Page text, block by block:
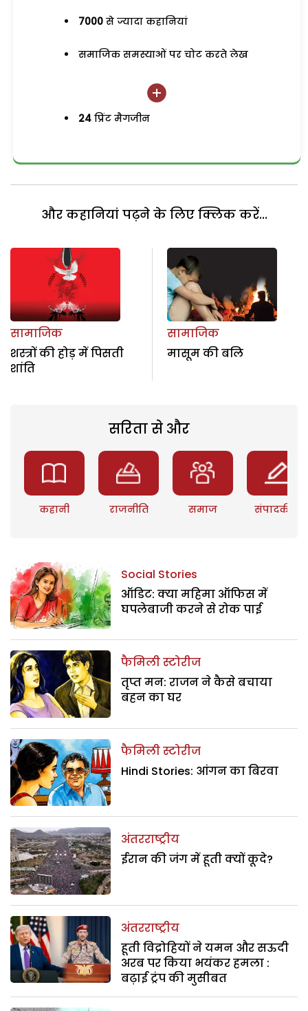
7000 से ज्यादा कहानियां
समाजिक समस्याओं पर चोट करते लेख
24 प्रिंट मैगजीन
और कहानियां पढ़ने के लिए क्लिक करें...
सामाजिक
शस्त्रों की होड़ में पिसती
शांति
सामाजिक
मासूम की बलि
सरिता से और
कहानी राजनीति समाज संपादकीय
Social Stories
ऑडिट: क्या महिमा ऑफिस में
घपलेबाजी करने से रोक पाई
फैमिली स्टोरीज
तृप्त मन: राजन ने कैसे बचाया
बहन का घर
फैमिली स्टोरीज
Hindi Stories: आंगन का बिरवा
अंतरराष्ट्रीय
ईरान की जंग में हूती क्यों कूदे?
अंतरराष्ट्रीय
हूती विद्रोहियों ने यमन और सऊदी
अरब पर किया भयंकर हमला :
बढ़ाई ट्रंप की मुसीबत